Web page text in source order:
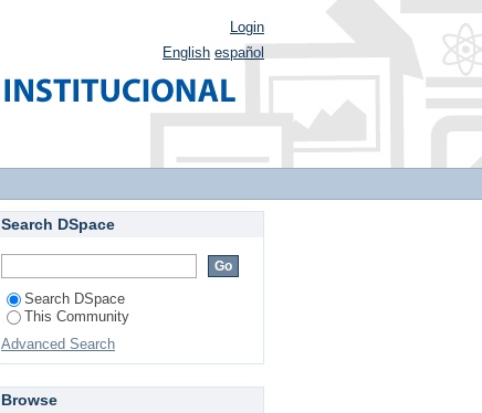
Login
English español
Search DSpace
Search DSpace
This Community
Advanced Search
Browse